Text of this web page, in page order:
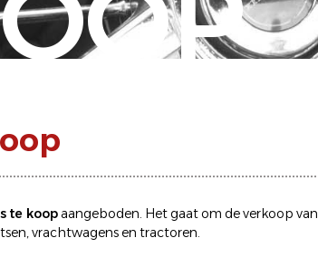
te koopaangeboden. Het gaat om deverkoop van
,vrachtwagens en tractoren.